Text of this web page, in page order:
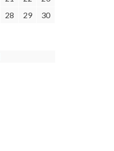
28 29
30